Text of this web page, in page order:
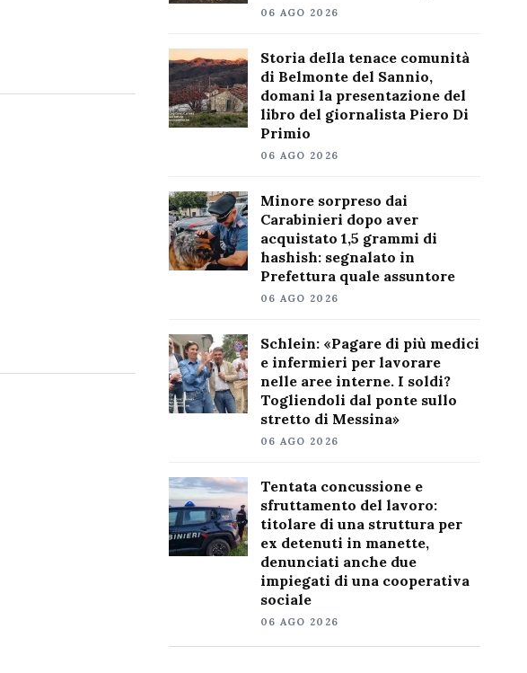
06 AGO 2026
Storia della tenace comunità
di Belmonte del Sannio,
domani la presentazione del
libro del giornalista Piero Di
Primio
06 AGO 2026
Minore sorpreso dai
Carabinieri dopo aver
acquistato 1,5 grammi di
hashish: segnalato in
Prefettura quale assuntore
06 AGO 2026
Schlein: «Pagare di più medici
e infermieri per lavorare
nelle aree interne. I soldi?
Togliendoli dal ponte sullo
stretto di Messina»
06 AGO 2026
Tentata concussione e
sfruttamento del lavoro:
titolare di una struttura per
ex detenuti in manette,
denunciati anche due
impiegati di una cooperativa
sociale
06 AGO 2026